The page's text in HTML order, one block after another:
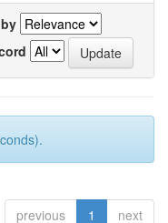
previous 1 next